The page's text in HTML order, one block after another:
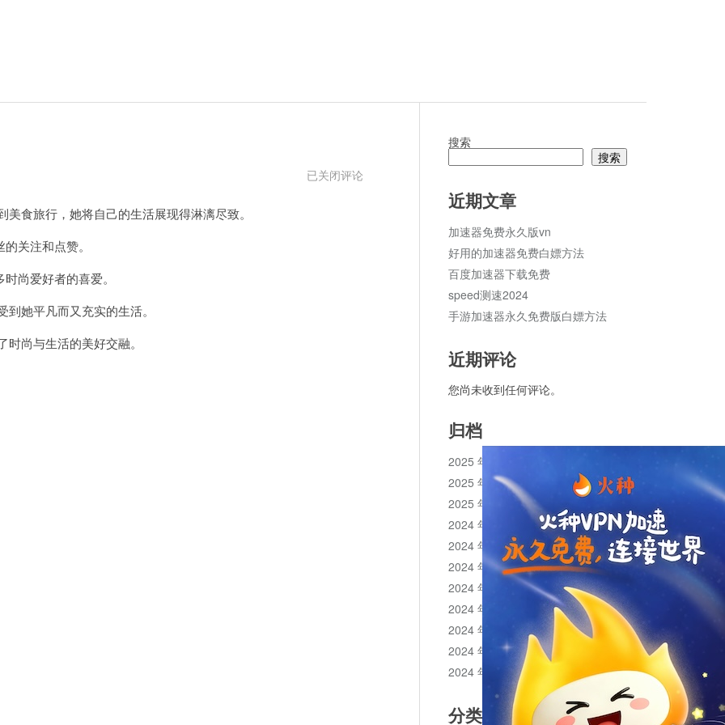
陈
已关闭评论
旅行，她将自己的生活展现得淋漓尽致。
关注和点赞。
尚爱好者的喜爱。
她平凡而又充实的生活。
尚与生活的美好交融。
搜索
搜索
近期文章
加速器免费永久版vn
好用的加速器免费白嫖方法
百度加速器下载免费
speed测速2024
手游加速器永久免费版白嫖方法
近期评论
您尚未收到任何评论。
归档
2025 年 11 月
2025 年 10 月
2025 年 1 月
2024 年 12 月
2024 年 11 月
2024 年 10 月
2024 年 9 月
2024 年 8 月
2024 年 7 月
2024 年 6 月
2024 年 5 月
分类目录